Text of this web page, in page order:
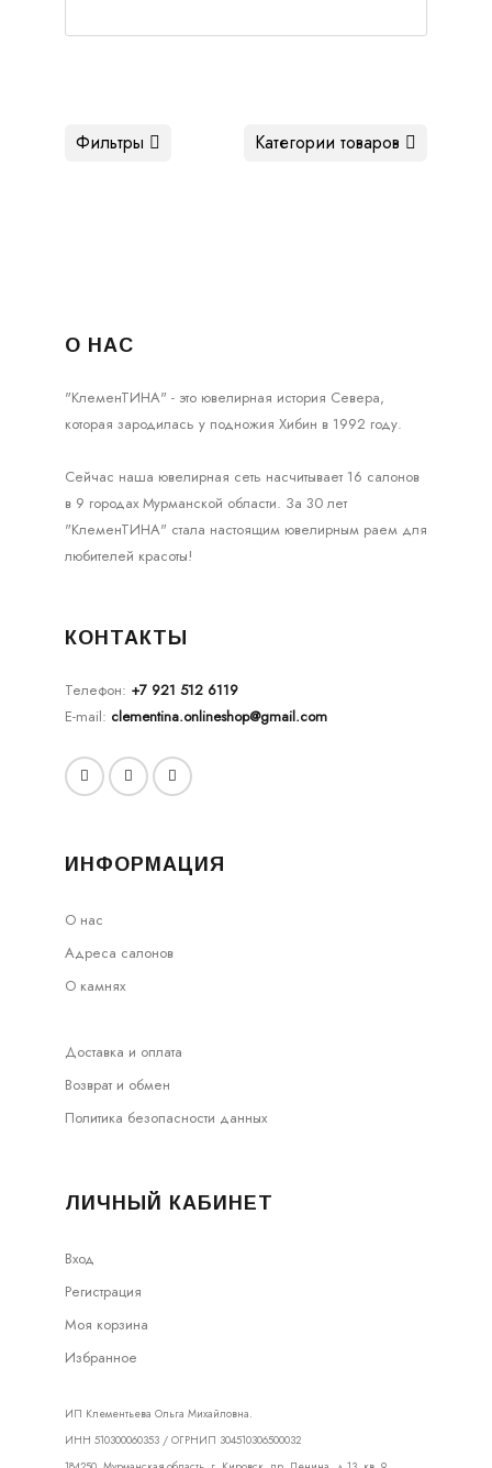
Категории товаров
Фильтры
О НАС
"КлеменТИНА" - это ювелирная история Севера,
которая зародилась у подножия Хибин в 1992 году.
Сейчас наша ювелирная сеть насчитывает 16 салонов
в 9 городах Мурманской области. За 30 лет
"КлеменТИНА" стала настоящим ювелирным раем для
любителей красоты!
КОНТАКТЫ
Телефон: +7 921 512 6119
E-mail: clementina.onlineshop@gmail.com
ИНФОРМАЦИЯ
О нас
Адреса салонов
О камнях
Доставка и оплата
Возврат и обмен
Политика безопасности данных
ЛИЧНЫЙ КАБИНЕТ
Вход
Регистрация
Моя корзина
Избранное
ИП Клементьева Ольга Михайловна.
ИНН 510300060353 / ОГРНИП 304510306500032